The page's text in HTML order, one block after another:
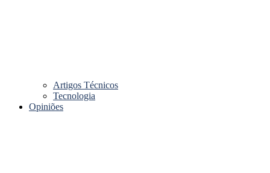
Artigos Técnicos
Tecnologia
Opiniões